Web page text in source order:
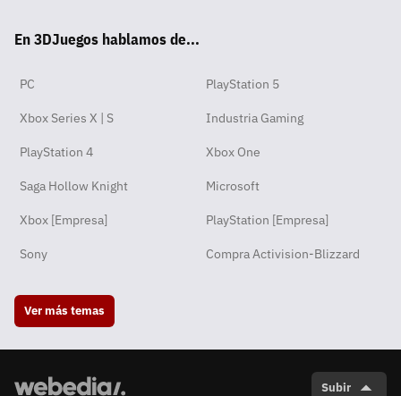
pp
ok
En 3DJuegos hablamos de...
PC PlayStation 5
Xbox Series X | S Industria Gaming
PlayStation 4 Xbox One
Saga Hollow Knight Microsoft
Xbox [Empresa] PlayStation [Empresa]
Sony Compra Activision-Blizzard
Ver más temas
Subir